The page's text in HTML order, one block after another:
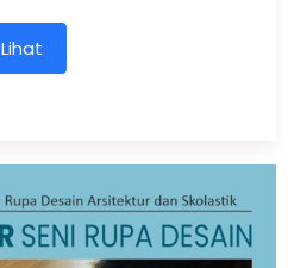
Lihat